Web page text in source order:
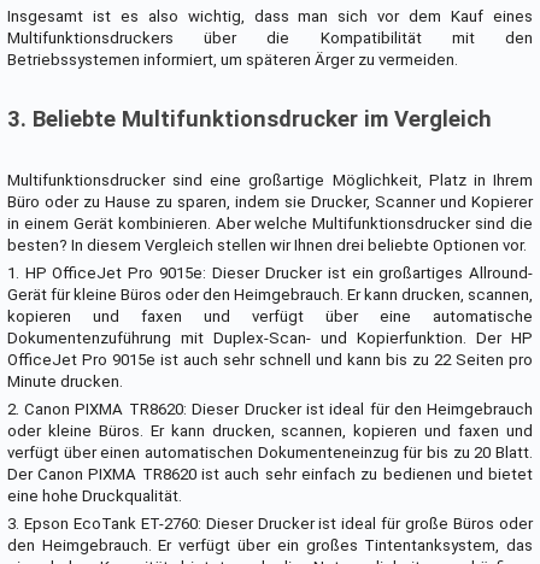
Insgesamt ist es also wichtig, dass man sich vor dem Kauf eines
Multifunktionsdruckers über die Kompatibilität mit den
Betriebssystemen informiert, um späteren Ärger zu vermeiden.
3. Beliebte Multifunktionsdrucker im Vergleich
Multifunktionsdrucker sind eine großartige Möglichkeit, Platz in Ihrem
Büro oder zu Hause zu sparen, indem sie Drucker, Scanner und Kopierer
in einem Gerät kombinieren. Aber welche Multifunktionsdrucker sind die
besten? In diesem Vergleich stellen wir Ihnen drei beliebte Optionen vor.
1. HP OfficeJet Pro 9015e: Dieser Drucker ist ein großartiges Allround-
Gerät für kleine Büros oder den Heimgebrauch. Er kann drucken, scannen,
kopieren und faxen und verfügt über eine automatische
Dokumentenzuführung mit Duplex-Scan- und Kopierfunktion. Der HP
OfficeJet Pro 9015e ist auch sehr schnell und kann bis zu 22 Seiten pro
Minute drucken.
2. Canon PIXMA TR8620: Dieser Drucker ist ideal für den Heimgebrauch
oder kleine Büros. Er kann drucken, scannen, kopieren und faxen und
verfügt über einen automatischen Dokumenteneinzug für bis zu 20 Blatt.
Der Canon PIXMA TR8620 ist auch sehr einfach zu bedienen und bietet
eine hohe Druckqualität.
3. Epson EcoTank ET-2760: Dieser Drucker ist ideal für große Büros oder
den Heimgebrauch. Er verfügt über ein großes Tintentanksystem, das